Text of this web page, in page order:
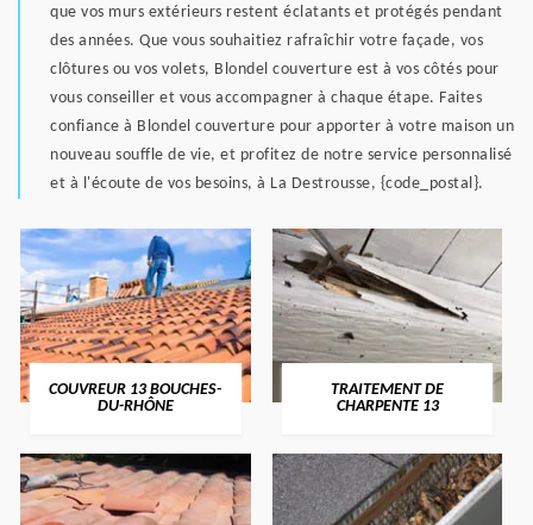
que vos murs extérieurs restent éclatants et protégés pendant
des années. Que vous souhaitiez rafraîchir votre façade, vos
clôtures ou vos volets, Blondel couverture est à vos côtés pour
vous conseiller et vous accompagner à chaque étape. Faites
confiance à Blondel couverture pour apporter à votre maison un
nouveau souffle de vie, et profitez de notre service personnalisé
et à l'écoute de vos besoins, à La Destrousse, {code_postal}.
COUVREUR 13 BOUCHES-
DU-RHÔNE
TRAITEMENT DE
CHARPENTE 13